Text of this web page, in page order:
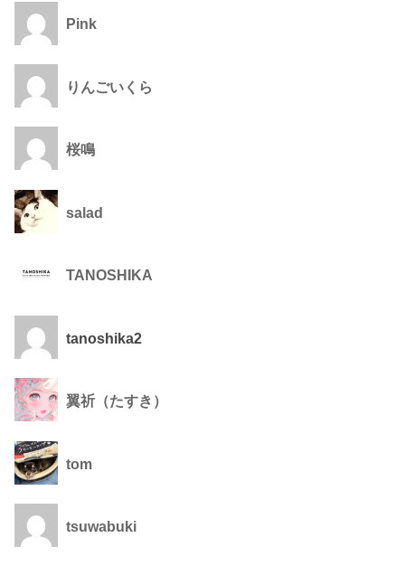
Pink
りんごいくら
桜鳴
salad
TANOSHIKA
tanoshika2
翼祈（たすき）
tom
tsuwabuki